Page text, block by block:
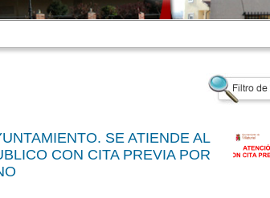
SE ATIENDE AL
CON CITA PREVIA POR